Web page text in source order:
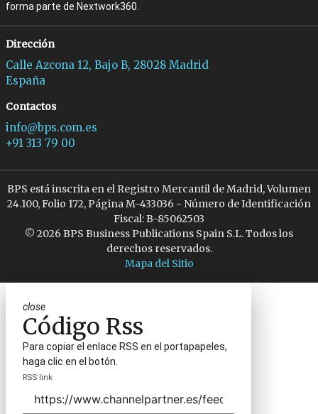
forma parte de Nextwork360.
Dirección
Calle Azcona 12, Bajo B, 28028 Madrid
España
Contactos
info@bps.com.es
+91 313 79 00
BPS está inscrita en el Registro Mercantil de Madrid, Volumen
24.100, Folio 172, Página M-433036 - Número de Identificación
Fiscal: B-85062503
© 2026 BPS Business Publications Spain S.L. Todos los
derechos reservados.
Mapa del Sitio
close
Código Rss
Para copiar el enlace RSS en el portapapeles,
haga clic en el botón.
RSS link